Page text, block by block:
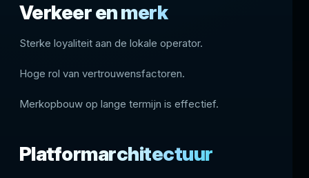
Verkeer en merk
Sterke loyaliteit aan de lokale operator.
Hoge rol van vertrouwensfactoren.
Merkopbouw op lange termijn is effectief.
Platformarchitectuur